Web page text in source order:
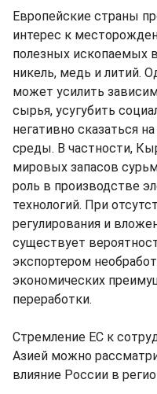
Европейские страны
интерес к
полезных ископаемых
никель, медь и литий.
может усилить
сырья, усугубить
негативно сказаться
среды. В частности,
мировых запасов
роль в производстве
технологий. При
регулирования и
существует
экспортером
экономических
переработки.
Стремление ЕС к
Азией можно
влияние России в